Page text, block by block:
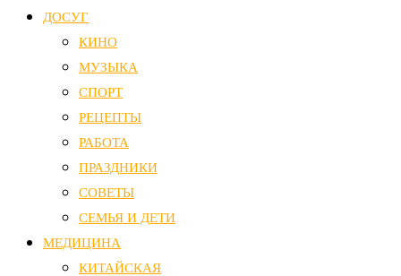
ДОСУГ
КИНО
МУЗЫКА
СПОРТ
РЕЦЕПТЫ
РАБОТА
ПРАЗДНИКИ
СОВЕТЫ
СЕМЬЯ И ДЕТИ
МЕДИЦИНА
КИТАЙСКАЯ